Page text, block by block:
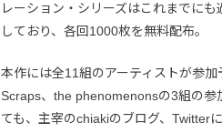
レーション・シリーズはこれまでに
しており、各回1000枚を無料配布。
本作には全11組のアーティストが参
Scraps、the phenomenonsの3組の参
ても、主宰のchiakiのブログ、Twitter